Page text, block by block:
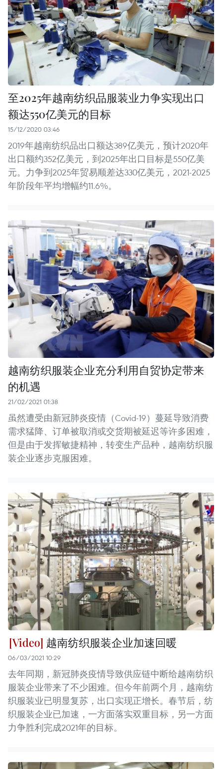
至2025年越南纺织品服装业力争实现出口
额达550亿美元的目标
15/12/2020 03:46
2019年越南纺织品出口额达389亿美元，预计2020年
出口额约352亿美元，到2025年出口目标是550亿美
元。力争到2025年贸易顺差达330亿美元，2021-2025
年阶段年平均增幅约11.6%。
越南纺织服装企业充分利用自贸协定带来
的机遇
21/02/2021 01:38
虽然遭受由新冠肺炎疫情（Covid-19）蔓延导致消费
需求猛降、订单被取消或交货期被延迟等许多困难，
但是由于发挥敏捷精神，转变生产品种，越南纺织服
装企业逐步克服困难。
越南纺织服装企业加速回暖
06/03/2021 10:29
去年同期，新冠肺炎疫情导致供应链中断给越南纺织
服装企业带来了不少困难。但今年前两个月，越南纺
织服装业已明显复苏，出口实现正增长。春节后，纺
织服装企业已加速，一方面落实双重目标，另一方面
力争胜利完成2021年的目标。